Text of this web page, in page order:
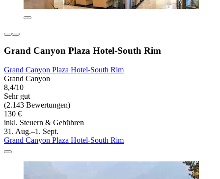
Grand Canyon Plaza Hotel-South Rim
Grand Canyon Plaza Hotel-South Rim
Grand Canyon
8,4/10
Sehr gut
(2.143 Bewertungen)
130 €
inkl. Steuern & Gebühren
31. Aug.–1. Sept.
Grand Canyon Plaza Hotel-South Rim